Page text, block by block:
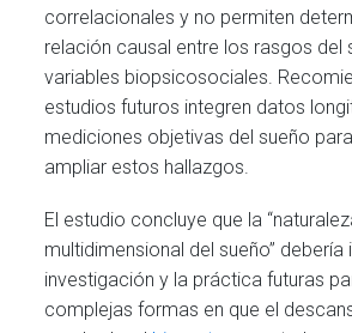
correlacionales y no permiten
relación causal entre los rasgos del
variables biopsicosociales.
estudios futuros integren datos
mediciones objetivas del sueño
ampliar estos hallazgos.
El estudio concluye que la
multidimensional del sueño” debería
investigación y la práctica futuras
complejas formas en que el